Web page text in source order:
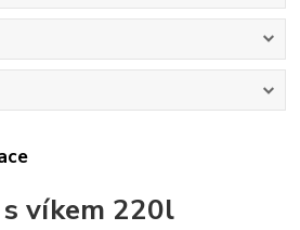
víkem 220l